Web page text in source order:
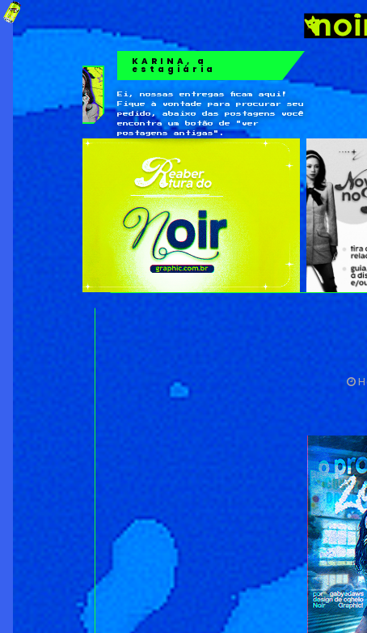
KARINA, a
estagiária
Ei, nossas entregas ficam aqui!
Fique à vontade para procurar seu
pedido, abaixo das postagens você
encontra um botão de "ver
postagens antigas".